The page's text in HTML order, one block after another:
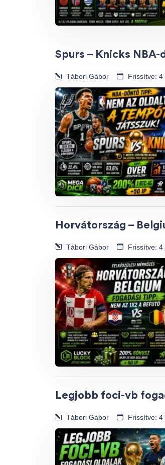
Spurs – Knicks
Tábori Gábor Frissítve: 4
Horvátország –
Tábori Gábor Frissítve: 4
Legjobb foci-vb
Tábori Gábor Frissítve: 4